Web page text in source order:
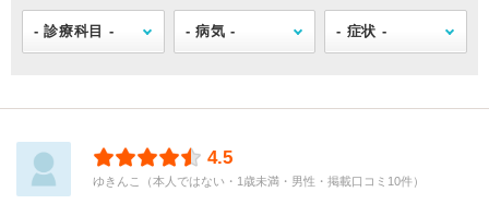
4.5
ゆきんこ（本人ではない・1歳未満・男性・掲載口コミ10件）